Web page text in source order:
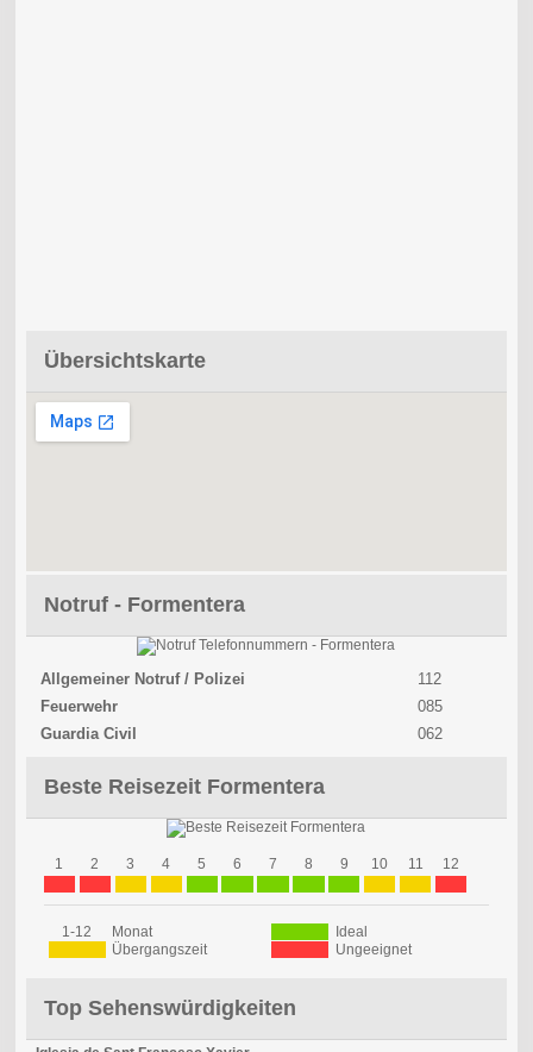
Übersichtskarte
Notruf - Formentera
Allgemeiner Notruf / Polizei
112
Feuerwehr
085
Guardia Civil
062
Beste Reisezeit Formentera
1 2 3 4 5 6 7 8 9 10 11 12
1-12 Monat
Ideal
Übergangszeit
Ungeeignet
Top Sehenswürdigkeiten